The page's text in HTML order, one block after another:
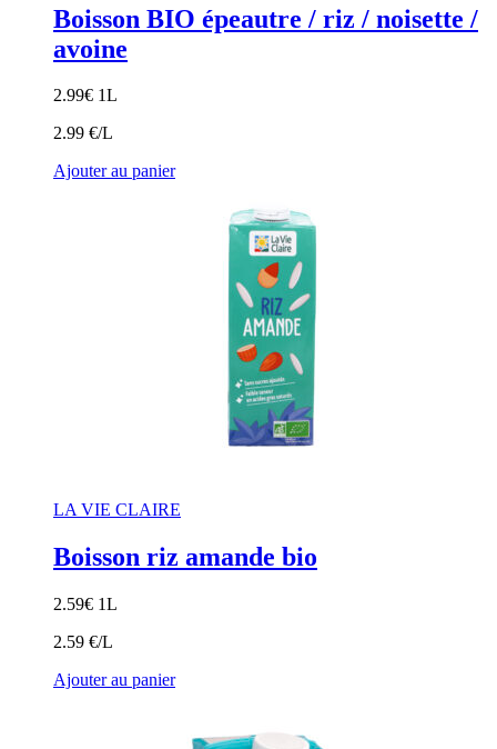
Boisson BIO épeautre / riz / noisette /
avoine
2.99€ 1L
2.99 €/L
Ajouter au panier
LA VIE CLAIRE
Boisson riz amande bio
2.59€ 1L
2.59 €/L
Ajouter au panier